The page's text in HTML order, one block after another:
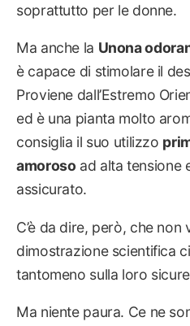
soprattutto per le donne.
Ma anche la Unona
è capace di stimolare il
Proviene dall’Estremo
ed è una pianta molto
consiglia il suo utilizzo
amoroso ad alta tensione
assicurato.
C’è da dire, però, che non
dimostrazione scientifica
tantomeno sulla loro
Ma niente paura. Ce ne